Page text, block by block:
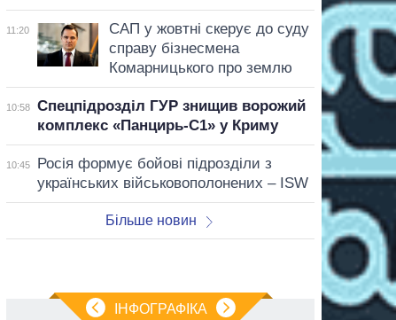
11:20
САП у жовтні скерує до суду
справу бізнесмена
Комарницького про землю
10:58
Спецпідрозділ ГУР знищив ворожий
комплекс «Панцирь-С1» у Криму
10:45
Росія формує бойові підрозділи з
українських військовополонених – ISW
Більше новин
ІНФОГРАФІКА